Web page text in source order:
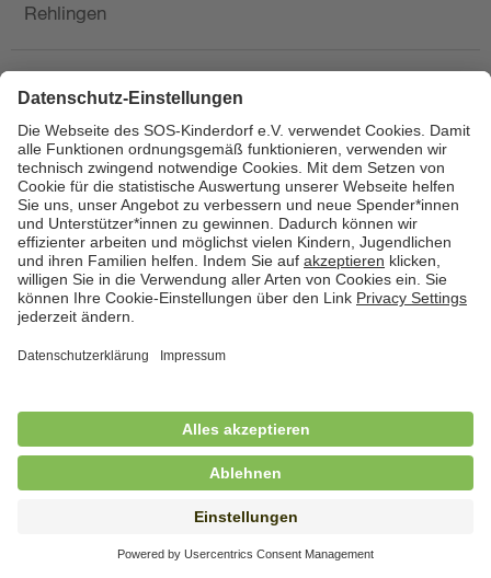
Rehlingen
Hauswirtschafterin / Köchin (m/w/d) als
Ausbilderin (m/w/d) im Bereich
Nahrungszubereitung
in Vollzeit (38,5 Std./Wo.), SOS-Kinderdorf
Saarbrücken, Saarbrücken
Hauswirtschaftskraft (m/w/d)
in Teilzeit (mind. 20 - max. 30 Std./.Wo.), SOS-
Hauswirtschaftskraft (m/w/d)
in unbefristeter Anstellung, Teilzeit (20 Std./Wo.), SOS-
Kinderdorf Dortmund, Hagen